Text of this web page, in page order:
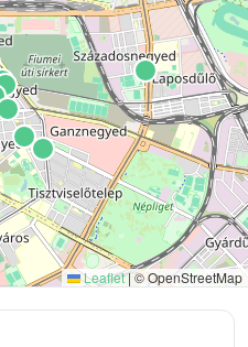
Leaflet|© OpenStreetMap